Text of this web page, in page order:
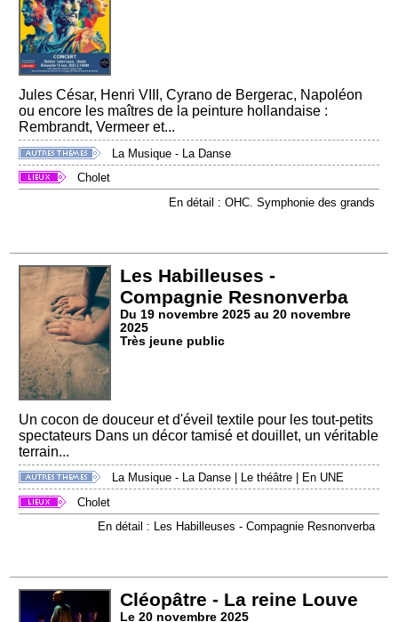
Jules César, Henri VIII, Cyrano de Bergerac, Napoléon
ou encore les maîtres de la peinture hollandaise :
Rembrandt, Vermeer et...
La Musique - La Danse
Cholet
En détail : OHC. Symphonie des grands
Les Habilleuses -
Compagnie Resnonverba
Du 19 novembre 2025 au 20 novembre
2025
Très jeune public
Un cocon de douceur et d'éveil textile pour les tout-petits
spectateurs Dans un décor tamisé et douillet, un véritable
terrain...
La Musique - La Danse Le théâtre
En UNE
Cholet
En détail : Les Habilleuses - Compagnie Resnonverba
Cléopâtre - La reine Louve
Le 20 novembre 2025